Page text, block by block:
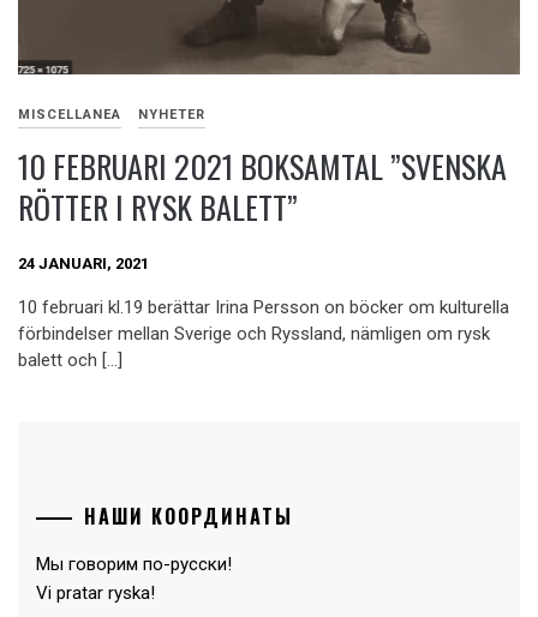
MISCELLANEA NYHETER
10 FEBRUARI 2021 BOKSAMTAL ”SVENSKA
RÖTTER I RYSK BALETT”
24 JANUARI, 2021
10 februari kl.19 berättar Irina Persson on böcker om kulturella
förbindelser mellan Sverige och Ryssland, nämligen om rysk
balett och […]
НАШИ КООРДИНАТЫ
Мы говорим по-русски!
Vi pratar ryska!